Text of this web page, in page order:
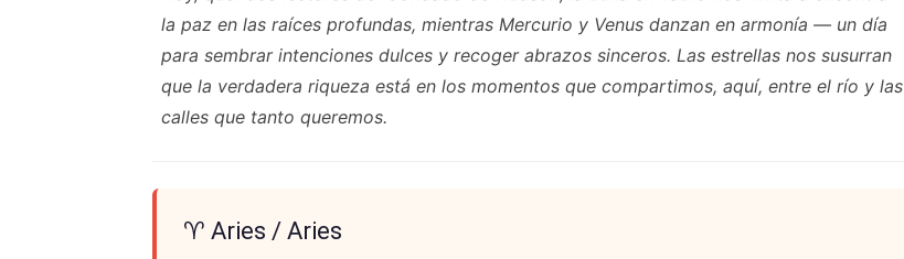
la paz en las raíces profundas, mientras Mercurio y Venus danzan en armonía — un día
para sembrar intenciones dulces y recoger abrazos sinceros. Las estrellas nos susurran
que la verdadera riqueza está en los momentos que compartimos, aquí, entre el río y las
calles que tanto queremos.
♈ Aries / Aries